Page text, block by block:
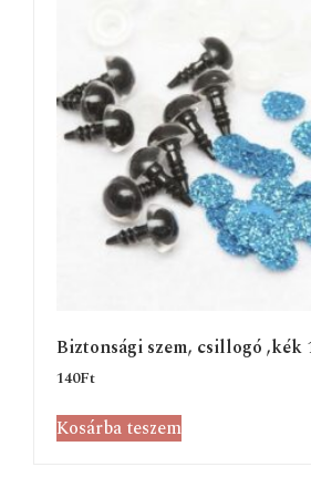
Biztonsági szem, csillogó ,kék
140Ft
Kosárba teszem